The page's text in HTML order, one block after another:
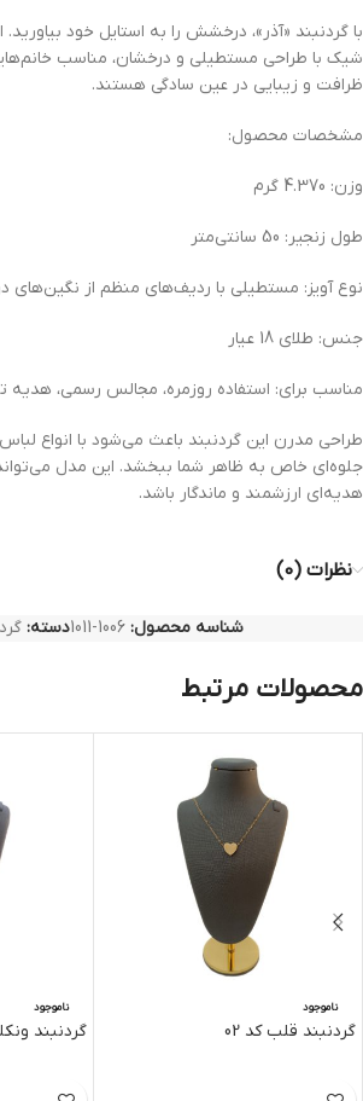
با گردنبند «آذر»، درخشش را به استایل خود
شیک با طراحی مستطیلی و درخشان، مناسب
ظرافت و زیبایی در عین سادگی هستند.
مشخصات محصول:
وزن: 4.370 گرم
طول زنجیر: 50 سانتی‌متر
نوع آویز: مستطیلی با ردیف‌های منظم از نگین‌های
جنس: طلای 18 عیار
مناسب برای: استفاده روزمره، مجالس رسمی، هدیه
طراحی مدرن این گردنبند باعث می‌شود با انواع
جلوه‌ای خاص به ظاهر شما ببخشد. این مدل می‌تواند
هدیه‌ای ارزشمند و ماندگار باشد.
نظرات (0)
شناسه محصول: 1006-1011 دسته:
محصولات مرتبط
ناموجود
گردنبند قلب کد 02
ناموجود
گردنبند